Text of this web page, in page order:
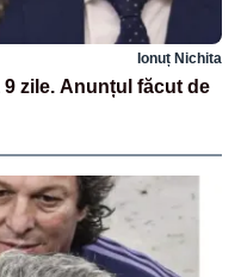
Ionuț Nichita
zile. Anunțul făcut de